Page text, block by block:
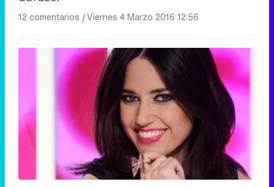
12 comentarios |Viernes 4 Marzo 2016 12:56